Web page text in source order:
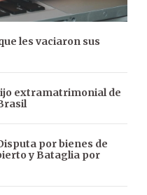
les vaciaron sus
extramatrimonial de
por bienes de
y Bataglia por